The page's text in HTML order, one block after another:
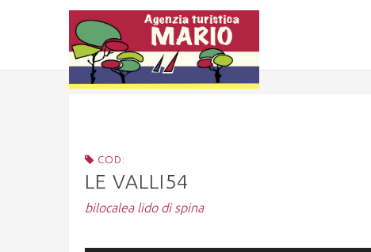
COD:
LE VALLI54
bilocalea lido di spina